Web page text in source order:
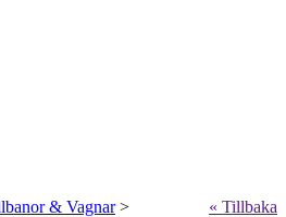
& Vagnar> « Tillbaka